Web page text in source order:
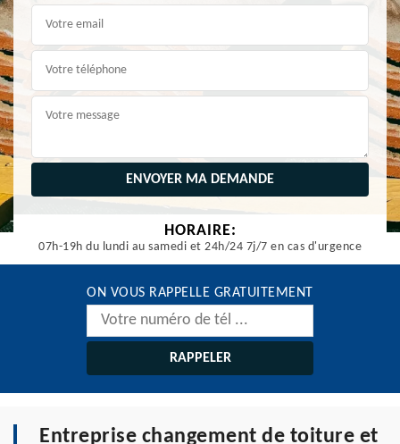
HORAIRE:
07h-19h du lundi au samedi et 24h/24 7j/7 en cas d'urgence
ON VOUS RAPPELLE GRATUITEMENT
Entreprise changement de toiture et